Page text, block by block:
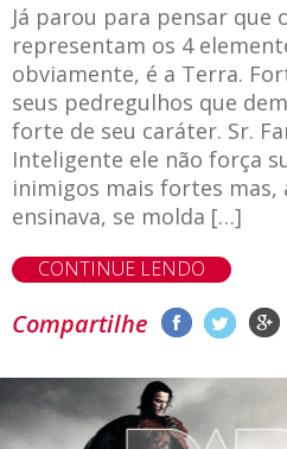
Já parou para pensar
representam os 4
obviamente, é a Terra.
seus pedregulhos que
forte de seu caráter. Sr.
Inteligente ele não força
inimigos mais fortes mas,
ensinava, se molda […]
CONTINUE LENDO
Compartilhe